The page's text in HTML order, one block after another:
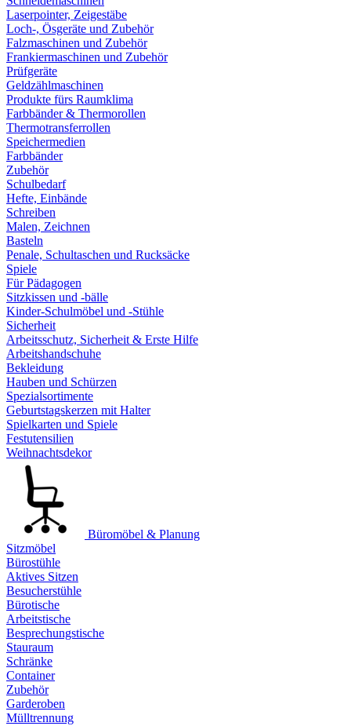
Laserpointer, Zeigestäbe
Loch-, Ösgeräte und Zubehör
Falzmaschinen und Zubehör
Frankiermaschinen und Zubehör
Prüfgeräte
Geldzählmaschinen
Produkte fürs Raumklima
Farbbänder & Thermorollen
Thermotransferrollen
Speichermedien
Farbbänder
Zubehör
Schulbedarf
Hefte, Einbände
Schreiben
Malen, Zeichnen
Basteln
Penale, Schultaschen und Rucksäcke
Spiele
Für Pädagogen
Sitzkissen und -bälle
Kinder-Schulmöbel und -Stühle
Sicherheit
Arbeitsschutz, Sicherheit & Erste Hilfe
Arbeitshandschuhe
Bekleidung
Hauben und Schürzen
Spezialsortimente
Geburtstagskerzen mit Halter
Spielkarten und Spiele
Festutensilien
Weihnachtsdekor
Büromöbel & Planung
Sitzmöbel
Bürostühle
Aktives Sitzen
Besucherstühle
Bürotische
Arbeitstische
Besprechungstische
Stauraum
Schränke
Container
Zubehör
Garderoben
Mülltrennung